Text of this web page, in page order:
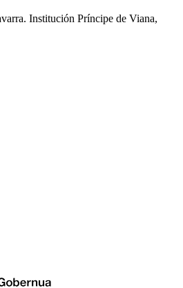
Institución Príncipe de Viana,